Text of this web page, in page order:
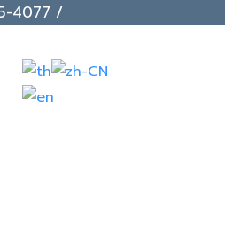
4077 /